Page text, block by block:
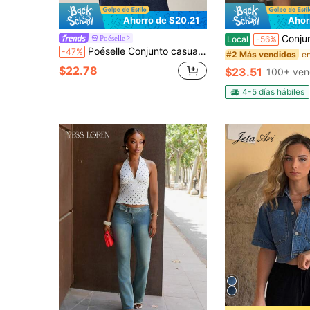
Ahorro de $20.21
Poéselle
-47% Poéselle Conjunto casual de chaleco vaquero de cuello redondo y abotonadura sencilla con pantalones vaqueros para mujer
$22.78
Local -56% Conjunto de dos piezas de mezclilla desgastada estilo Y2K
#2 Más vendidos
$23.51 100+
4-5 días hábiles